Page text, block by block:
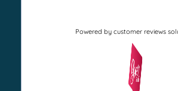
5
r
a
Powered by customer reviews